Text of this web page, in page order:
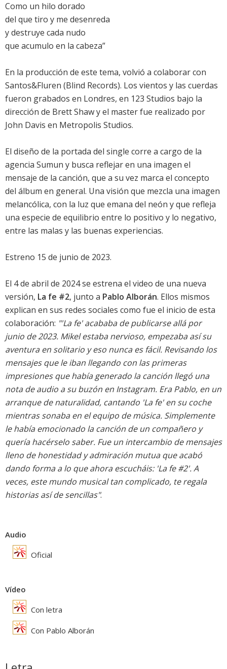
Como un hilo dorado
del que tiro y me desenreda
y destruye cada nudo
que acumulo en la cabeza”
En la producción de este tema, volvió a colaborar con
Santos&Fluren (Blind Records). Los vientos y las cuerdas
fueron grabados en Londres, en 123 Studios bajo la
dirección de Brett Shaw y el master fue realizado por
John Davis en Metropolis Studios.
El diseño de la portada del single corre a cargo de la
agencia Sumun y busca reflejar en una imagen el
mensaje de la canción, que a su vez marca el concepto
del álbum en general. Una visión que mezcla una imagen
melancólica, con la luz que emana del neón y que refleja
una especie de equilibrio entre lo positivo y lo negativo,
entre las malas y las buenas experiencias.
Estreno 15 de junio de 2023.
El 4 de abril de 2024 se estrena el video de una nueva
versión, La fe #2, junto a Pablo Alborán. Ellos mismos
explican en sus redes sociales como fue el inicio de esta
colaboración: "'La fe' acababa de publicarse allá por
junio de 2023. Mikel estaba nervioso, empezaba así su
aventura en solitario y eso nunca es fácil. Revisando los
mensajes que le iban llegando con las primeras
impresiones que había generado la canción llegó una
nota de audio a su buzón en Instagram. Era Pablo, en un
arranque de naturalidad, cantando 'La fe' en su coche
mientras sonaba en el equipo de música. Simplemente
le había emocionado la canción de un compañero y
quería hacérselo saber. Fue un intercambio de mensajes
lleno de honestidad y admiración mutua que acabó
dando forma a lo que ahora escucháis: 'La fe #2'. A
veces, este mundo musical tan complicado, te regala
historias así de sencillas".
Audio
Oficial
Vídeo
Con letra
Con Pablo Alborán